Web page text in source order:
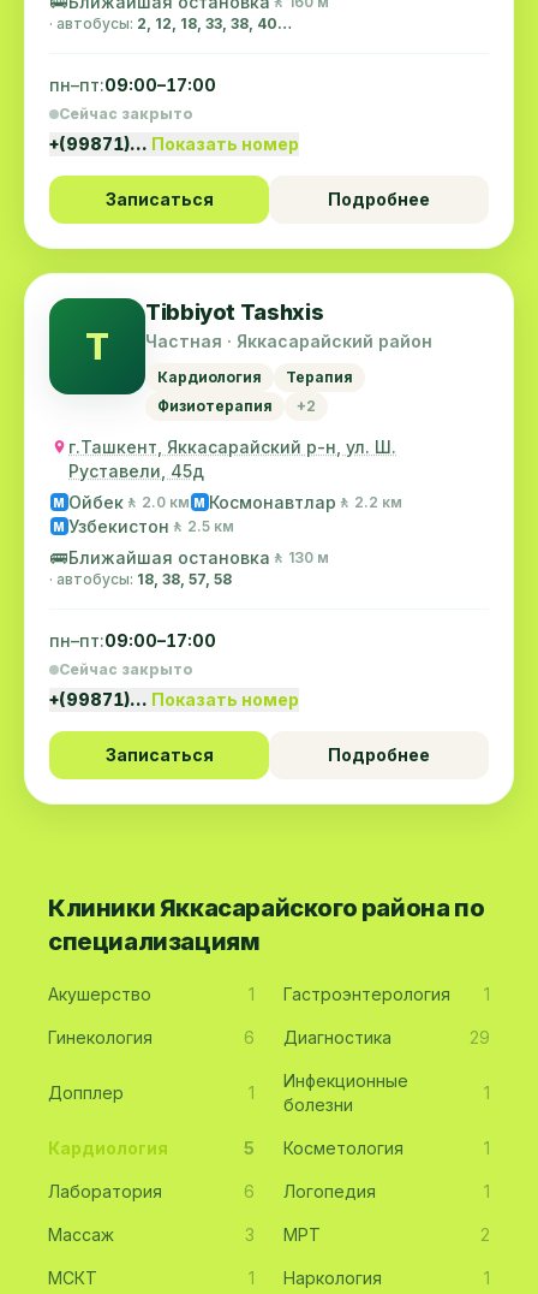
· автобусы: 2, 12, 18, 33, 38, 40…
пн–пт:09:00–17:00
Сейчас закрыто
+(99871)… Показать номер
Записаться Подробнее
T
Tibbiyot Tashxis
Частная · Яккасарайский район
Кардиология
Терапия
Физиотерапия
+2
г.Ташкент, Яккасарайский р-н, ул. Ш.
Руставели, 45д
M Ойбек 🚶 2.0 км M Космонавтлар 🚶 2.2 км
M Узбекистон 🚶 2.5 км
🚌Ближайшая остановка 🚶 130 м
· автобусы: 18, 38, 57, 58
пн–пт:09:00–17:00
Сейчас закрыто
+(99871)… Показать номер
Записаться Подробнее
Клиники Яккасарайского района по
специализациям
Акушерство 1 Гастроэнтерология 1
Гинекология 6 Диагностика 29
Допплер 1
Инфекционные
болезни
1
Кардиология 5 Косметология 1
Лаборатория 6 Логопедия 1
Массаж 3 МРТ 2
МСКТ 1 Наркология 1